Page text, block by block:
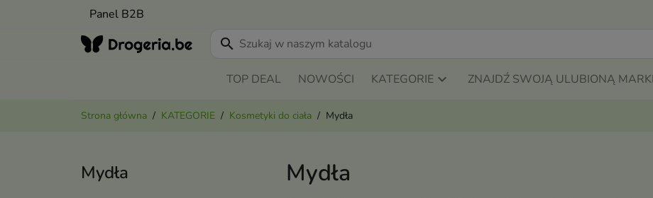
Panel B2B
search
TOP DEAL NOWOŚCI KATEGORIE ZNAJDŹ SWOJĄ ULUBIONĄ
Strona główna KATEGORIE Kosmetyki do ciała Mydła
Mydła Mydła